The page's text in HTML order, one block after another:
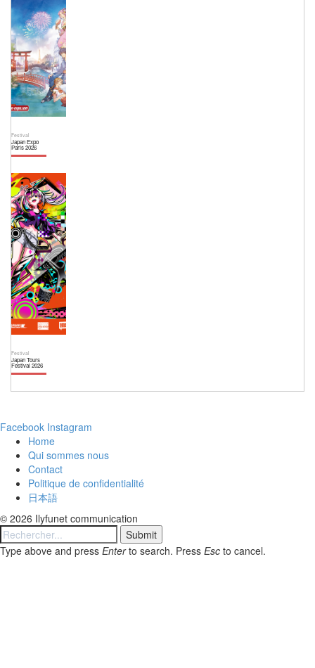
Festival
Japan Expo
Paris 2026
Festival
Japan Tours
Festival 2026
Facebook Instagram
Home
Qui sommes nous
Contact
Politique de confidentialité
日本語
© 2026 Ilyfunet communication
Submit
Type above and press Enterto search. Press Esc to cancel.